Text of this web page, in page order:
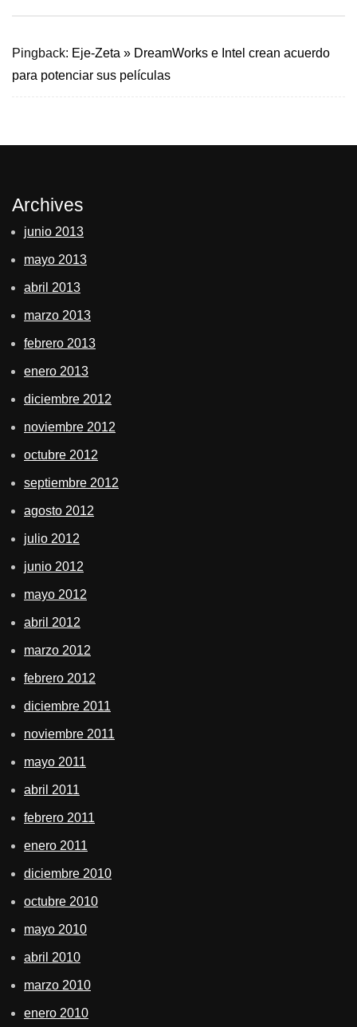
Pingback: Eje-Zeta » DreamWorks e Intel crean acuerdo
para potenciar sus películas
Archives
junio 2013
mayo 2013
abril 2013
marzo 2013
febrero 2013
enero 2013
diciembre 2012
noviembre 2012
octubre 2012
septiembre 2012
agosto 2012
julio 2012
junio 2012
mayo 2012
abril 2012
marzo 2012
febrero 2012
diciembre 2011
noviembre 2011
mayo 2011
abril 2011
febrero 2011
enero 2011
diciembre 2010
octubre 2010
mayo 2010
abril 2010
marzo 2010
enero 2010